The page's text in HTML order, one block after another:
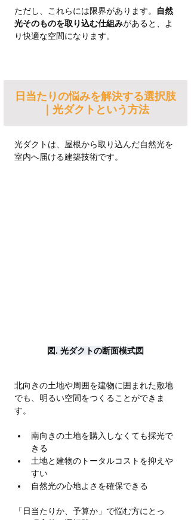
ただし、これらには限界があります。
自然
光そのものを取り込む仕組みがあると、よ
り快適な空間になります。
日当たりの悩みを解決する選択肢
｜光ダクトという方法
光ダクトは、屋根から取り込んだ自然光を
室内へ届ける建築技術です。
図. 光ダクトの断面模式図
北向きの土地や周囲を建物に囲まれた敷地
でも、明るい空間をつくることができま
す。
南向きの土地を購入しなくても採光で
きる
土地と建物のトータルコストを抑えや
すい
自然光の心地よさを確保できる
「日当たりか、予算か」で悩む方にとっ